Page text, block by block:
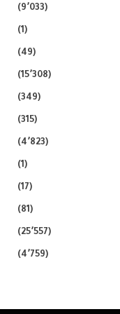
(9٬033)
(1)
(49)
(15٬308)
(349)
(315)
(4٬823)
(1)
(17)
(81)
(25٬557)
(4٬759)